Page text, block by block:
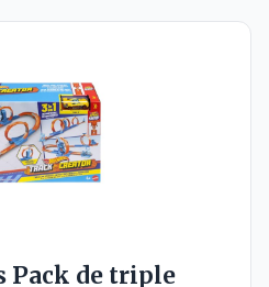
Pack de triple